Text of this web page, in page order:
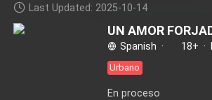
Last Updated: 2025-10-14
UN AMOR
Spanish · 18+ ·
Urbano
En proceso